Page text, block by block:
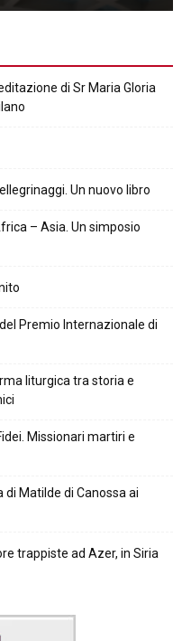
di Sr Maria Gloria
Un nuovo libro
– Asia. Un simposio
Premio Internazionale di
liturgica tra storia e
Missionari martiri e
Matilde di Canossa ai
trappiste ad Azer, in Siria